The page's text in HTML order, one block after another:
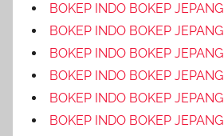
BOKEP INDO BOKEP JEPANG
BOKEP INDO BOKEP JEPANG
BOKEP INDO BOKEP JEPANG
BOKEP INDO BOKEP JEPANG
BOKEP INDO BOKEP JEPANG
BOKEP INDO BOKEP JEPANG